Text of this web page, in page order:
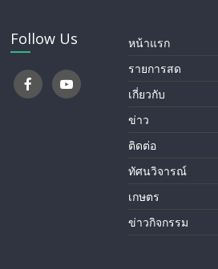
Follow Us
หน้าแรก
รายการสด
เกี่ยวกับ
ข่าว
ติดต่อ
ทัศนวิจารณ์
เกษตร
ข่าวกิจกรรม